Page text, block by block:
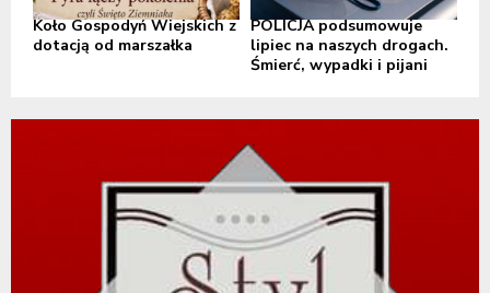
Koło Gospodyń Wiejskich z
dotacją od marszałka
POLICJA podsumowuje
lipiec na naszych drogach.
Śmierć, wypadki i pijani